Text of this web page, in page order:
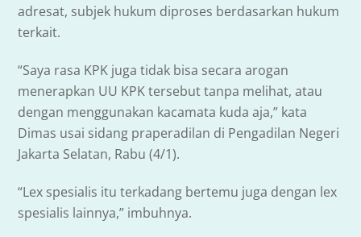
adresat, subjek hukum diproses berdasarkan hukum
terkait.
“Saya rasa KPK juga tidak bisa secara arogan
menerapkan UU KPK tersebut tanpa melihat, atau
dengan menggunakan kacamata kuda aja,” kata
Dimas usai sidang praperadilan di Pengadilan Negeri
Jakarta Selatan, Rabu (4/1).
“Lex spesialis itu terkadang bertemu juga dengan lex
spesialis lainnya,” imbuhnya.